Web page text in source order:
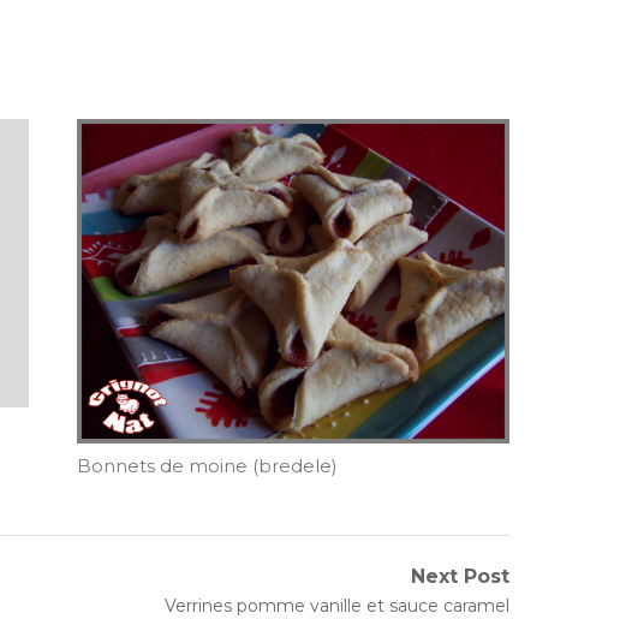
Bonnets de moine (bredele)
Next Post
Next
Verrines pomme vanille et sauce caramel